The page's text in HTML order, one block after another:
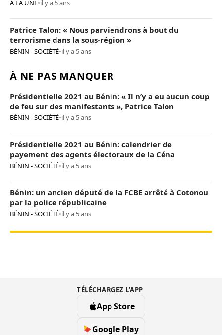
A LA UNE•il y a 5 ans
Patrice Talon: « Nous parviendrons à bout du
terrorisme dans la sous-région »
BÉNIN - SOCIÉTÉ•il y a 5 ans
À NE PAS MANQUER
Présidentielle 2021 au Bénin: « Il n’y a eu aucun coup
de feu sur des manifestants », Patrice Talon
BÉNIN - SOCIÉTÉ•il y a 5 ans
Présidentielle 2021 au Bénin: calendrier de
payement des agents électoraux de la Céna
BÉNIN - SOCIÉTÉ•il y a 5 ans
Bénin: un ancien député de la FCBE arrêté à Cotonou
par la police républicaine
BÉNIN - SOCIÉTÉ•il y a 5 ans
TÉLÉCHARGEZ L’APP
App Store
Google Play